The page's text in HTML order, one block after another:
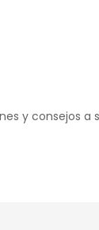
y consejos a